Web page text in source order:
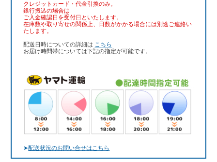
クレジットカード・代金引換のみ。
銀行振込の場合は
ご入金確認日を受付日といたします。
在庫数や取り寄せの関係上、日数がかかる場合には別途ご連絡い
たします。
配送日時についての詳細は こちら
お届け時間帯については下記の指定が可能です。
➤配送状況のお問い合せはこちら